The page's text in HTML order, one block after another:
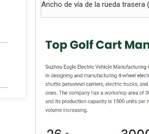
Ancho de vía de la rueda trasera